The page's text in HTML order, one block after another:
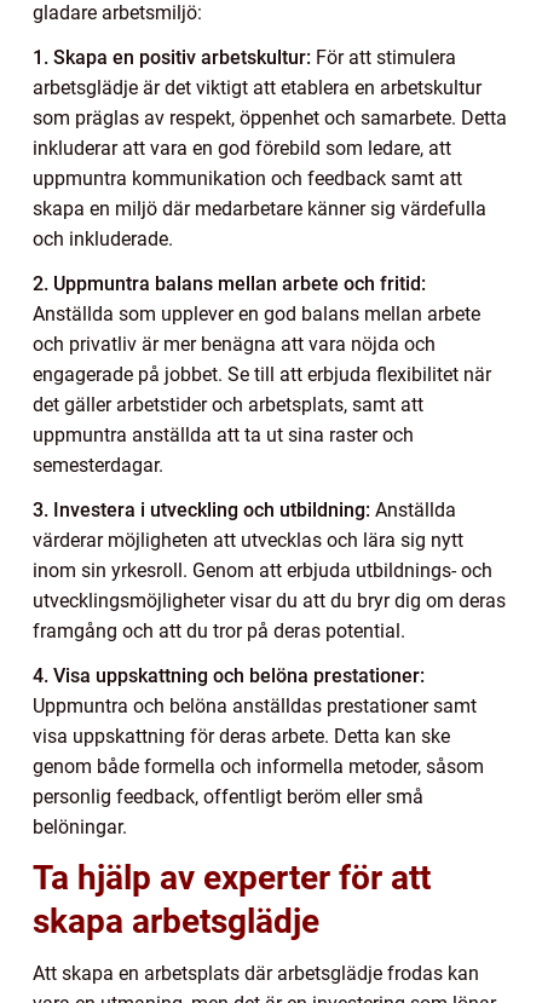
gladare arbetsmiljö:
1. Skapa en positiv arbetskultur: För att stimulera
arbetsglädje är det viktigt att etablera en arbetskultur
som präglas av respekt, öppenhet och samarbete. Detta
inkluderar att vara en god förebild som ledare, att
uppmuntra kommunikation och feedback samt att
skapa en miljö där medarbetare känner sig värdefulla
och inkluderade.
2. Uppmuntra balans mellan arbete och fritid:
Anställda som upplever en god balans mellan arbete
och privatliv är mer benägna att vara nöjda och
engagerade på jobbet. Se till att erbjuda flexibilitet när
det gäller arbetstider och arbetsplats, samt att
uppmuntra anställda att ta ut sina raster och
semesterdagar.
3. Investera i utveckling och utbildning: Anställda
värderar möjligheten att utvecklas och lära sig nytt
inom sin yrkesroll. Genom att erbjuda utbildnings- och
utvecklingsmöjligheter visar du att du bryr dig om deras
framgång och att du tror på deras potential.
4. Visa uppskattning och belöna prestationer:
Uppmuntra och belöna anställdas prestationer samt
visa uppskattning för deras arbete. Detta kan ske
genom både formella och informella metoder, såsom
personlig feedback, offentligt beröm eller små
belöningar.
Ta hjälp av experter för att
skapa arbetsglädje
Att skapa en arbetsplats där arbetsglädje frodas kan